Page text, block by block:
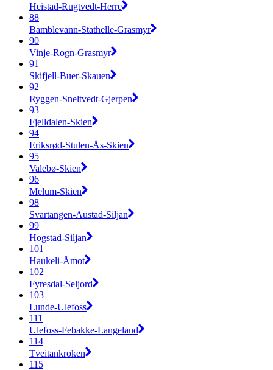
Heistad-Rugtvedt-Herre
88
Bamblevann-Stathelle-Grasmyr
90
Vinje-Rogn-Grasmyr
91
Skifjell-Buer-Skauen
92
Ryggen-Sneltvedt-Gjerpen
93
Fjelldalen-Skien
94
Eriksrød-Stulen-Ås-Skien
95
Valebø-Skien
96
Melum-Skien
98
Svartangen-Austad-Siljan
99
Hogstad-Siljan
101
Haukeli-Åmot
102
Fyresdal-Seljord
103
Lunde-Ulefoss
111
Ulefoss-Febakke-Langeland
114
Tveitankroken
115